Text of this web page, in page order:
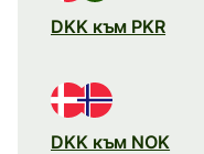
DKK към PKR
DKK към NOK